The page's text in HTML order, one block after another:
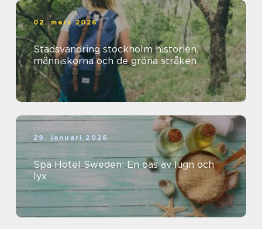
02. mars 2026
Stadsvandring stockholm historien,
människorna och de gröna stråken
29. januari 2026
Spa Hotel Sweden: En oas av lugn och
lyx